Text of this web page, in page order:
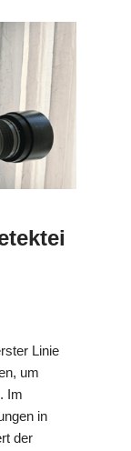
Linie
um
Im
in
der